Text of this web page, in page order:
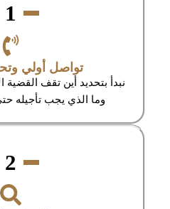
1
تواصل أولي
نبدأ بتحديد أين تقف القضية
وما الذي يجب تأجيله
2